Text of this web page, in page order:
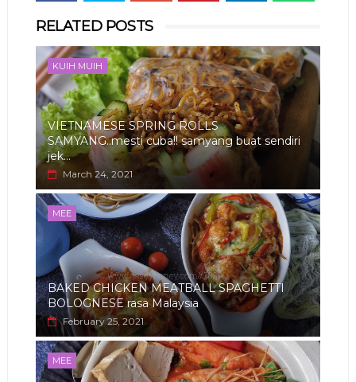
RELATED POSTS
KUIH MUIH
VIETNAMESE SPRING ROLLS
SAMYANG..mesti cuba!! samyang buat sendiri
jek...
March 24, 2021
MEE
BAKED CHICKEN MEATBALL SPAGHETTI
BOLOGNESE rasa Malaysia
February 25, 2021
MEE